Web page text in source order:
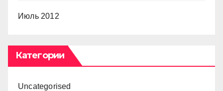
Июль 2012
Категории
Uncategorised